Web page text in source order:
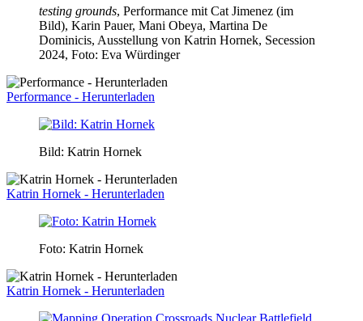
testing grounds, Performance mit Cat Jimenez (im
Bild), Karin Pauer, Mani Obeya, Martina De
Dominicis, Ausstellung von Katrin Hornek, Secession
2024, Foto: Eva Würdinger
Performance - Herunterladen
Bild: Katrin Hornek
Katrin Hornek - Herunterladen
Foto: Katrin Hornek
Katrin Hornek - Herunterladen